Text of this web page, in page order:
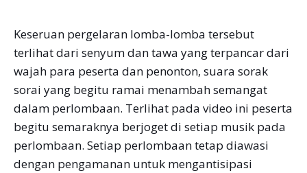
Keseruan pergelaran lomba-lomba tersebut
terlihat dari senyum dan tawa yang terpancar dari
wajah para peserta dan penonton, suara sorak
sorai yang begitu ramai menambah semangat
dalam perlombaan. Terlihat pada video ini peserta
begitu semaraknya berjoget di setiap musik pada
perlombaan. Setiap perlombaan tetap diawasi
dengan pengamanan untuk mengantisipasi